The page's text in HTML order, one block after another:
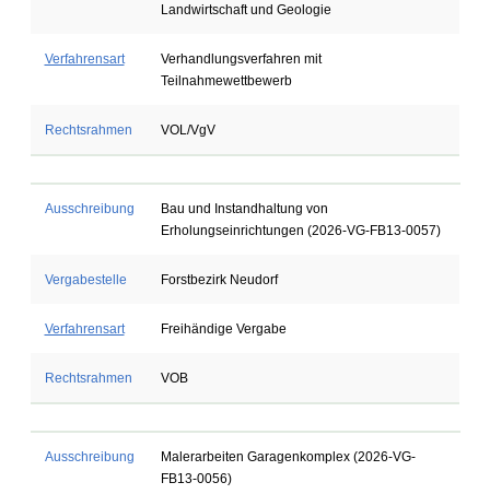
Landwirtschaft und Geologie
Verfahrensart
Verhandlungsverfahren mit
Teilnahmewettbewerb
Rechtsrahmen VOL/VgV
Ausschreibung
Bau und Instandhaltung von
Erholungseinrichtungen (2026-VG-FB13-0057)
Vergabestelle Forstbezirk Neudorf
Verfahrensart Freihändige Vergabe
Rechtsrahmen VOB
Ausschreibung
Malerarbeiten Garagenkomplex (2026-VG-
FB13-0056)